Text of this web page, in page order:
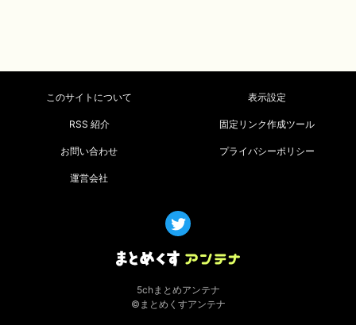
このサイトについて 表示設定
RSS 紹介 固定リンク作成ツール
お問い合わせ プライバシーポリシー
運営会社
5chまとめアンテナ
©まとめくすアンテナ